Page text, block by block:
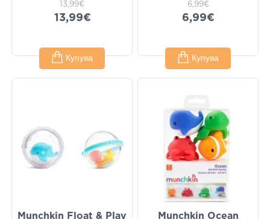
13,99€
13,99€
Купува
6,99€
6,99€
Купува
Munchkin Float & Play Munchkin Ocean